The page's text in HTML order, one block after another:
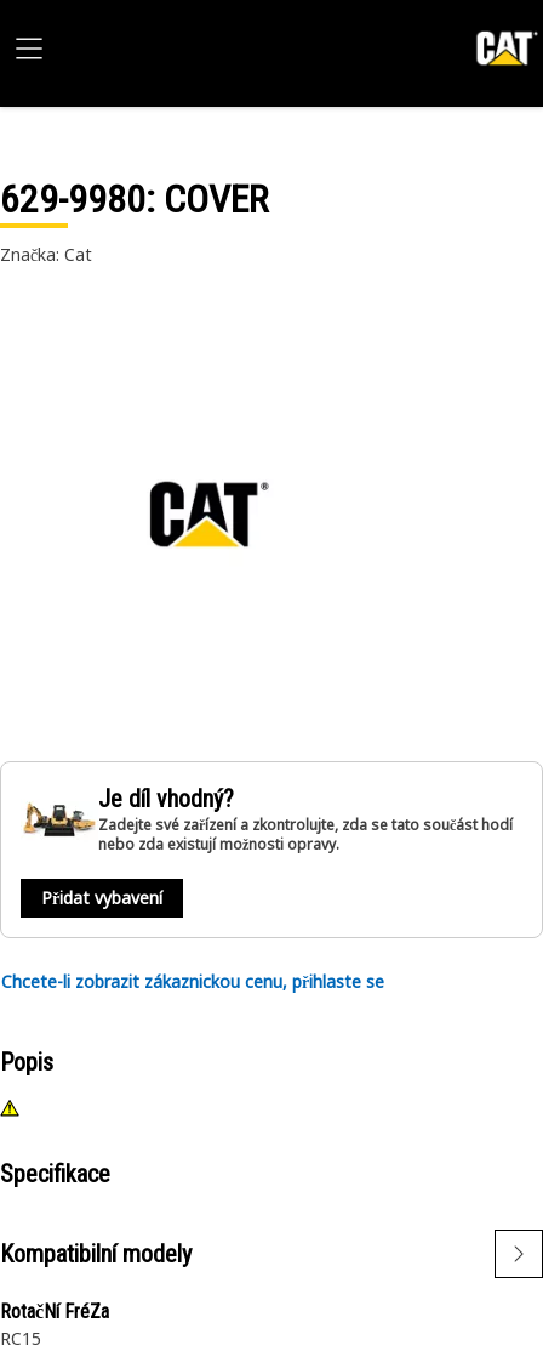
629-9980: COVER
Značka: Cat
Je díl vhodný?
Zadejte své zařízení a zkontrolujte, zda se tato součást hodí
nebo zda existují možnosti opravy.
Přidat vybavení
Chcete-li zobrazit zákaznickou cenu, přihlaste se
Popis
Specifikace
Kompatibilní modely
RotačNí FréZa
RC15